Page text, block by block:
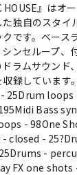
HOUSE』はオ
独自のスタイ
です。ベース
ンセループ、
ラムサウンド
録しています
25Drum loops
Bass
- 98One
closed -
-
FX one shots